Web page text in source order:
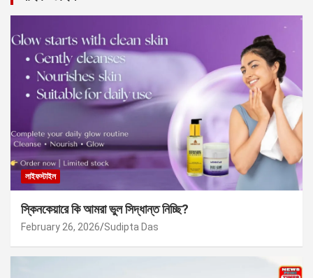
লাইফস্টাইল
স্কিনকেয়ারে কি আমরা ভুল সিদ্ধান্ত নিচ্ছি?
February 26, 2026 Sudipta Das